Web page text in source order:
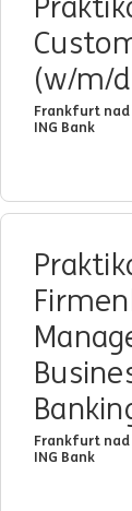
(w/m/
Frankfurt nad
ING Bank
Frankfurt nad
ING Bank